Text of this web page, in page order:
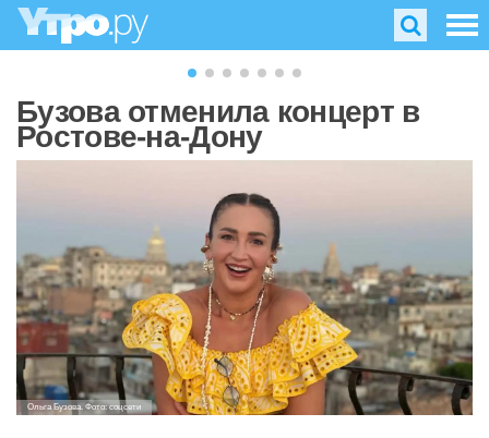
Бузова отменила концерт в
Ростове-на-Дону
Ольга Бузова. Фото: соцсети